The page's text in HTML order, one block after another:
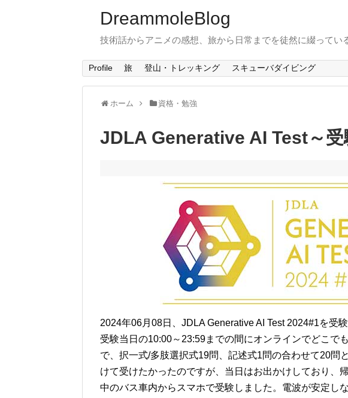
DreammoleBlog
技術話からアニメの感想、旅から日常までを徒然に綴ってい
Profile 旅 登山・トレッキング スキューバダイビング
ホーム 資格・勉強
JDLA Generative AI Test～受
2024年06月08日、JDLA Generative AI Test 2024#1を受
受験当日の10:00～23:59までの間にオンラインでどこで
で、択一式/多肢選択式19問、記述式1問の合わせて20問
けて受けたかったのですが、当日はお出かけしており、
中のバス車内からスマホで受験しました。電波が安定し